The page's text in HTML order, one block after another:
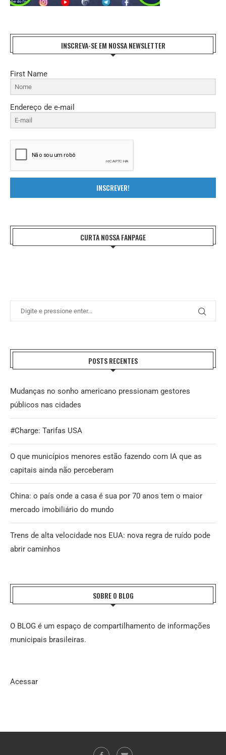
INSCREVA-SE EM NOSSA NEWSLETTER
First Name
Endereço de e-mail
INSCREVER!
CURTA NOSSA FANPAGE
POSTS RECENTES
Mudanças no sonho americano pressionam gestores
públicos nas cidades
#Charge: Tarifas USA
O que municípios menores estão fazendo com IA que as
capitais ainda não perceberam
China: o país onde a casa é sua por 70 anos tem o maior
mercado imobiliário do mundo
Trens de alta velocidade nos EUA: nova regra de ruído pode
abrir caminhos
SOBRE O BLOG
O BLOG é um espaço de compartilhamento de informações
municipais brasileiras.
Acessar